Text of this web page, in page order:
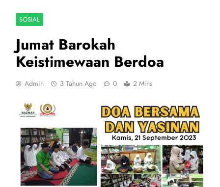
SOSIAL
Jumat Barokah
Keistimewaan Berdoa
Admin 3 Tahun Ago 0 2 Mins